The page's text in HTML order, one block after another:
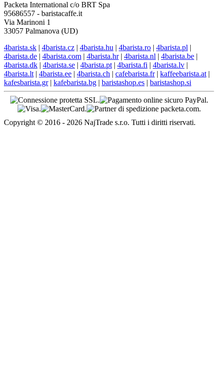
Packeta International c/o BRT Spa
95686557 - baristacaffe.it
Via Marinoni 1
33057 Palmanova (UD)
4barista.sk | 4barista.cz | 4barista.hu | 4barista.ro | 4barista.pl |
4barista.de | 4barista.com | 4barista.hr| 4barista.nl | 4barista.be |
4barista.dk | 4barista.se | 4barista.pt | 4barista.fi | 4barista.lv |
4barista.lt | 4barista.ee | 4barista.ch | cafebarista.fr| kaffeebarista.at |
kafesbarista.gr| kafebarista.bg | baristashop.es | baristashop.si
Copyright © 2016 - 2026 NajTrade s.r.o. Tutti i diritti riservati.